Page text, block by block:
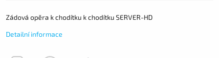
Zádová opěra k chodítku k chodítku SERVER-HD
Detailní informace